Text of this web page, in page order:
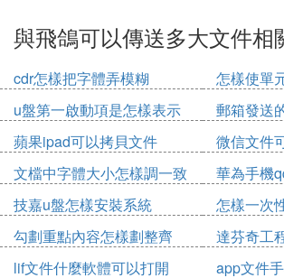
- 可以建立無需伺服器的聊天室,具有
- 分組功能
- 組許可權功能,可能每組設置不同的
蔽該組成員的信息，對該組成員隱身
- 給所有在線的用戶群發消息及分組
- 黑名單功能
- 隱身功能，及對某特定組進行隱身
- 自定義備注名功能
- 個性頭像、個性形象及個性簽名功能
- 共享文件功能
- 遠程協助功能,讓你輕松實現遠程維
與飛鴿可以傳送多大文件相
cdr怎樣把字體弄模糊
怎樣使單
對齊
u盤第一啟動項是怎樣表示
的
郵箱發送
載
蘋果ipad可以拷貝文件
微信文件
文檔中字體大小怎樣調一致
華為手機
技嘉u盤怎樣安裝系統
怎樣一次
容
勾劃重點內容怎樣劃整齊
達芬奇工
lif文件什麼軟體可以打開 app文件